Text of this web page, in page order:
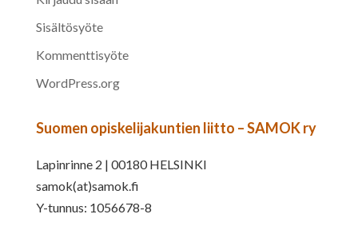
Sisältösyöte
Kommenttisyöte
WordPress.org
Suomen opiskelijakuntien liitto – SAMOK ry
Lapinrinne 2 | 00180 HELSINKI
samok(at)samok.fi
Y-tunnus: 1056678-8